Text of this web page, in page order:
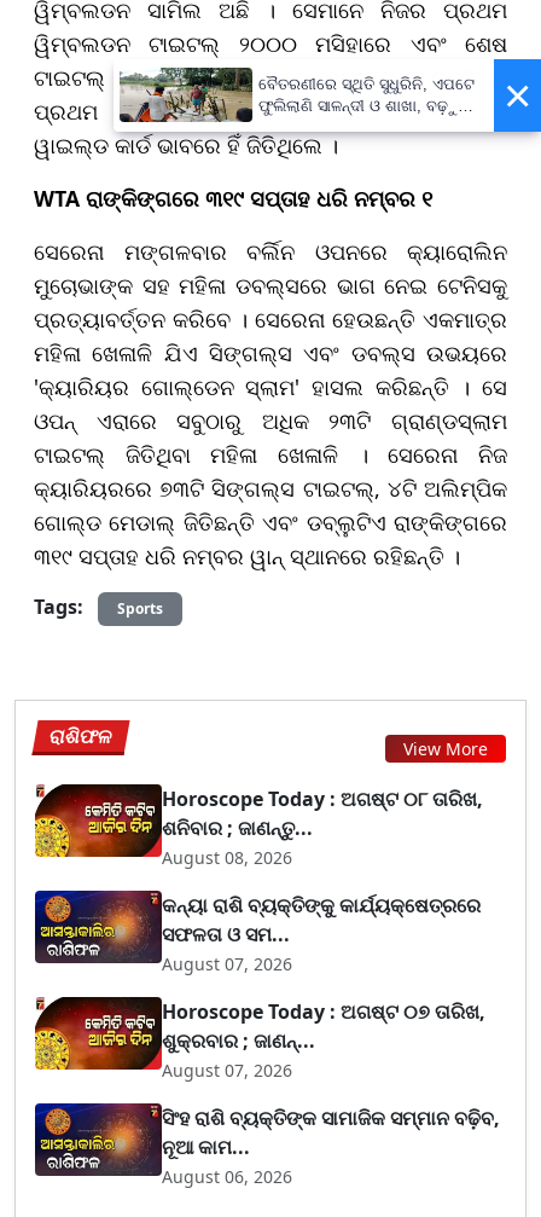
ୱିମ୍ବଲଡନ ସାମିଲ ଅଛି । ସେମାନେ ନିଜର ପ୍ରଥମ
ୱିମ୍ବଲଡନ ଟାଇଟଲ୍ ୨୦୦୦ ମସିହାରେ ଏବଂ ଶେଷ
ଟାଇଟଲ୍ ୨୦୧୬ରେ ଜିତିଥିଲେ । ୱିମ୍ବଲଡନରେ ନିଜର
ପ୍ରଥମ ଦୁଇଟି ଯାକ ଟାଇଟଲ୍ (୨୦୦୦ ଏବଂ ୨୦୦୨)
ୱାଇଲ୍ଡ କାର୍ଡ ଭାବରେ ହିଁ ଜିତିଥିଲେ ।
WTA ରାଙ୍କିଙ୍ଗରେ ୩୧୯ ସପ୍ତାହ ଧରି ନମ୍ବର ୧
ସେରେନା ମଙ୍ଗଳବାର ବର୍ଲିନ ଓପନରେ କ୍ୟାରୋଲିନ
ମୁଚୋଭାଙ୍କ ସହ ମହିଳା ଡବଲ୍ସରେ ଭାଗ ନେଇ ଟେନିସକୁ
ପ୍ରତ୍ୟାବର୍ତ୍ତନ କରିବେ । ସେରେନା ହେଉଛନ୍ତି ଏକମାତ୍ର
ମହିଳା ଖେଳାଳି ଯିଏ ସିଙ୍ଗଲ୍ସ ଏବଂ ଡବଲ୍ସ ଉଭୟରେ
'କ୍ୟାରିୟର ଗୋଲ୍ଡେନ ସ୍ଲାମ' ହାସଲ କରିଛନ୍ତି । ସେ
ଓପନ୍ ଏରାରେ ସବୁଠାରୁ ଅଧିକ ୨୩ଟି ଗ୍ରାଣ୍ଡସ୍ଲାମ
ଟାଇଟଲ୍ ଜିତିଥିବା ମହିଳା ଖେଳାଳି । ସେରେନା ନିଜ
କ୍ୟାରିୟରରେ ୭୩ଟି ସିଙ୍ଗଲ୍ସ ଟାଇଟଲ୍, ୪ଟି ଅଲିମ୍ପିକ
ଗୋଲ୍ଡ ମେଡାଲ୍ ଜିତିଛନ୍ତି ଏବଂ ଡବ୍ଲୁଟିଏ ରାଙ୍କିଙ୍ଗରେ
୩୧୯ ସପ୍ତାହ ଧରି ନମ୍ବର ୱାନ୍ ସ୍ଥାନରେ ରହିଛନ୍ତି ।
Tags: Sports
ରାଶିଫଳ View More
Horoscope Today : ଅଗଷ୍ଟ ୦୮ ତାରିଖ,
ଶନିବାର ; ଜାଣନ୍ତୁ...
August 08, 2026
କନ୍ୟା ରାଶି ବ୍ୟକ୍ତିଙ୍କୁ କାର୍ଯ୍ୟକ୍ଷେତ୍ରରେ
ସଫଳତା ଓ ସମ...
August 07, 2026
Horoscope Today : ଅଗଷ୍ଟ ୦୭ ତାରିଖ,
ଶୁକ୍ରବାର ; ଜାଣନ୍...
August 07, 2026
ସିଂହ ରାଶି ବ୍ୟକ୍ତିଙ୍କ ସାମାଜିକ ସମ୍ମାନ ବଢ଼ିବ,
ନୂଆ କାମ...
August 06, 2026
×
ବୈତରଣୀରେ ସ୍ଥିତି ସୁଧୁରିନି, ଏପଟେ
ଫୁଲିଲାଣି ସାଳନ୍ଦୀ ଓ ଶାଖା, ବଢ଼ୁଛି